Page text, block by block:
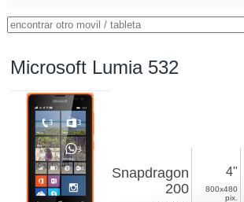
Microsoft Lumia 532
Snapdragon
200
4"
800x480
pix.